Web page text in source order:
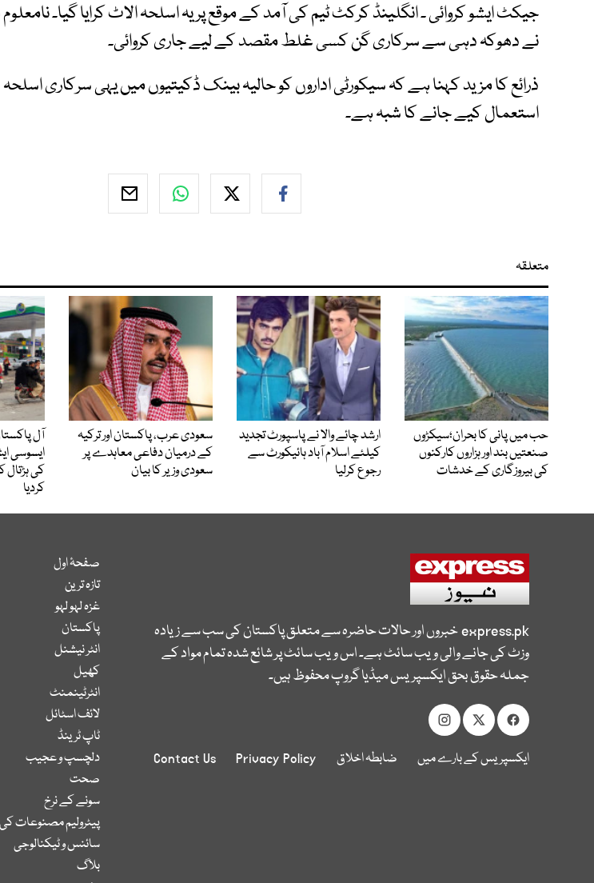
جیکٹ ایشو کروائی ۔ انگلینڈ کرکٹ ٹیم کی آمد کے موقع پر یہ اسلحہ الاٹ کرایا گیا۔
نے دھوکہ دہی سے سرکاری گن کسی غلط مقصد کے لیے جاری کروائی۔
ذرائع کا مزید کہنا ہے کہ سیکورٹی اداروں کو حالیہ بینک ڈکیتیوں میں یہی سرکاری اسلحہ
استعمال کیے جانے کا شبہ ہے۔
متعلقہ
حب میں پانی کا بحران؛سیکڑوں
صنعتیں بند اور ہزاروں کارکنوں
کی بیروزگاری کے خدشات
ارشد چائے والا نے پاسپورٹ تجدید
کیلئے اسلام آباد ہائیکورٹ سے
رجوع کرلیا
سعودی عرب، پاکستان اور ترکیہ
کے درمیان دفاعی معاہدے پر
سعودی وزیر کا بیان
آل
ایسوسی
کی
کردیا
express.pkخبروں اور حالات حاضرہ سے متعلق پاکستان کی سب سے زیادہ
وزٹ کی جانے والی ویب سائٹ ہے۔ اس ویب سائٹ پر شائع شدہ تمام مواد کے
جملہ حقوق بحق ایکسپریس میڈیا گروپ محفوظ ہیں۔
ایکسپریس کے بارے میں ضابطہ اخلاق Privacy Policy
Contact Us
صفحۂ اول
تازہ ترین
غزہ لہو لہو
پاکستان
انٹر نیشنل
کھیل
انٹرٹینمنٹ
لائف اسٹائل
ٹاپ ٹرینڈ
دلچسپ و عجیب
صحت
سونے کے نرخ
پیٹرولیم مصنوعات
سائنس و ٹیکنالوجی
بلاگ